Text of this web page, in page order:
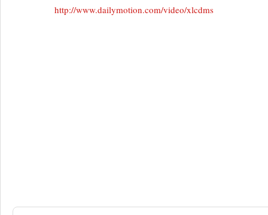
http://www.dailymotion.com/video/xlcdms